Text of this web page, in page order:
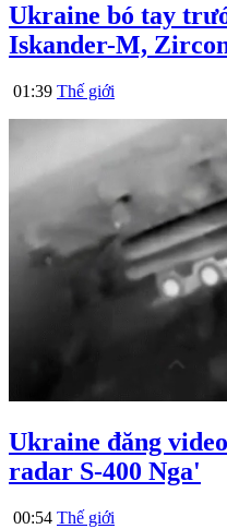
Ukraine bó tay
Iskander-M,
01:39 Thế giới
Ukraine đăng
radar S-400 Nga'
00:54 Thế giới